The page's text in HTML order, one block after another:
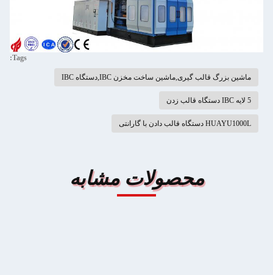
Tags:
ماشین بزرگ قالب گیری,ماشین ساخت مخزن IBC,دستگاه IBC
5 لایه IBC دستگاه قالب زدن
HUAYU1000L دستگاه قالب دادن با گارانتی
محصولات مشابه